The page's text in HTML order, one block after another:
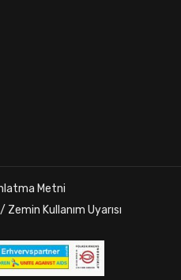
Metni
Kullanım Uyarısı